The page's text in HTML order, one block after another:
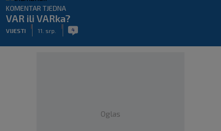
KOMENTAR TJEDNA
VAR ili VARka?
VIJESTI 11. srp. 4
Oglas